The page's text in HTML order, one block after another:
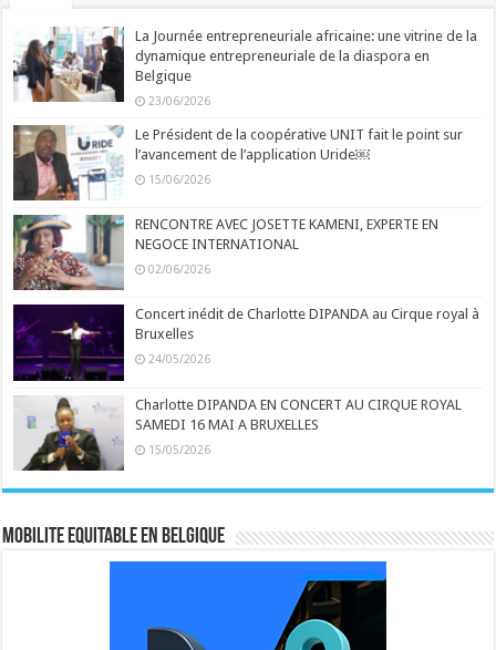
La Journée entrepreneuriale africaine: une vitrine de la
dynamique entrepreneuriale de la diaspora en
Belgique
23/06/2026
Le Président de la coopérative UNIT fait le point sur
l’avancement de l’application Uride￼
15/06/2026
RENCONTRE AVEC JOSETTE KAMENI, EXPERTE EN
NEGOCE INTERNATIONAL
02/06/2026
Concert inédit de Charlotte DIPANDA au Cirque royal à
Bruxelles
24/05/2026
Charlotte DIPANDA EN CONCERT AU CIRQUE ROYAL
SAMEDI 16 MAI A BRUXELLES
15/05/2026
MOBILITE EQUITABLE EN BELGIQUE